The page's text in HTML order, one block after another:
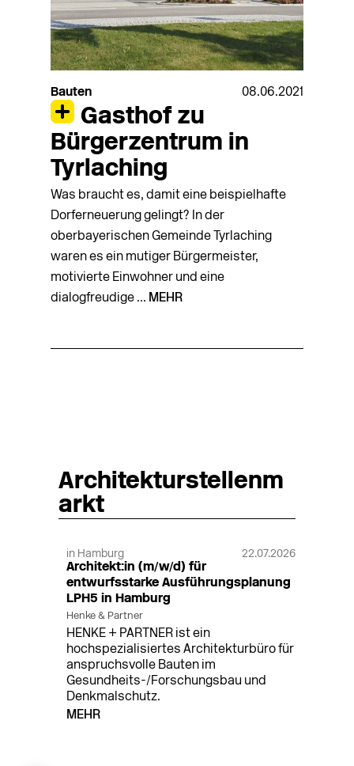
Bauten 08.06.2021
Gasthof zu
Bürgerzentrum in
Tyrlaching
Was braucht es, damit eine beispielhafte
Dorferneuerung gelingt? In der
oberbayerischen Gemeinde Tyrlaching
waren es ein mutiger Bürgermeister,
motivierte Einwohner und eine
dialogfreudige ... MEHR
Architekturstellenm
arkt
in Hamburg 22.07.2026
Architekt:in (m/w/d) für
entwurfsstarke Ausführungsplanung
LPH5 in Hamburg
Henke & Partner
HENKE + PARTNER ist ein
hochspezialisiertes Architekturbüro für
anspruchsvolle Bauten im
Gesundheits-/Forschungsbau und
Denkmalschutz.
MEHR